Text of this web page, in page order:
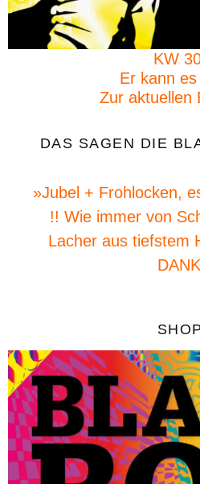
KW
Er kann
Zur aktuellen
DAS SAGEN DIE
»Jubel + Frohlocken,
!! Wie immer von
Lacher aus tiefstem
SHOP